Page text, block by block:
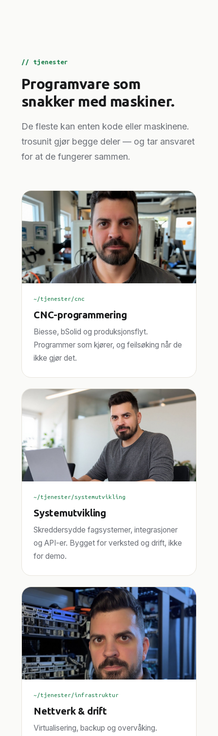
// tjenester
Programvare som
snakker med maskiner.
De fleste kan enten kode eller maskinene.
trosunit gjør begge deler — og tar ansvaret
for at de fungerer sammen.
~/tjenester/cnc
CNC-programmering
Biesse, bSolid og produksjonsflyt.
Programmer som kjører, og feilsøking når de
ikke gjør det.
~/tjenester/systemutvikling
Systemutvikling
Skreddersydde fagsystemer, integrasjoner
og API-er. Bygget for verksted og drift, ikke
for demo.
~/tjenester/infrastruktur
Nettverk & drift
Virtualisering, backup og overvåking.